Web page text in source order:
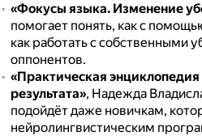
«Фокусы языка. Изменение
помогает понять, как с
как работать с собственными
оппонентов.
«Практическая
результата», Надежда
подойдёт даже новичкам,
нейролингвистическим